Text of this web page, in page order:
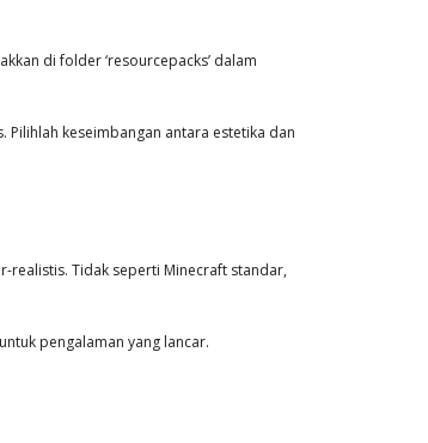
di folder ‘resourcepacks’ dalam
Pilihlah keseimbangan antara estetika dan
realistis. Tidak seperti Minecraft standar,
pengalaman yang lancar.